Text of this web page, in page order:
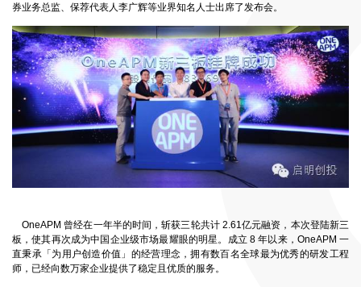
券业务总监、保荐代表人李广辉等业界知名人士出席了发布会。
OneAPM 曾经在一年半的时间，斩获三轮共计2.61亿元融资，本次登陆新三
板，使其再次成为中国企业级市场最耀眼的明星。成立 8年以来， OneAPM一
直秉承「为用户创造价值」的经营理念，拥有数百名全球最为优秀的研发工程
师，已经向数万家企业提供了稳定且优质的服务。